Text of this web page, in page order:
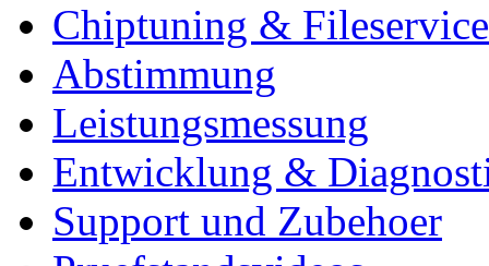
Chiptuning & Fileservice
Abstimmung
Leistungsmessung
Entwicklung &
Support und Zubehoer